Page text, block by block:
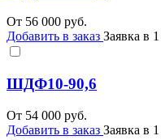
От 56 000 руб.
Добавить в заказ Заявка в
ШДФ10-90,6
От 54 000 руб.
Добавить в заказ Заявка в